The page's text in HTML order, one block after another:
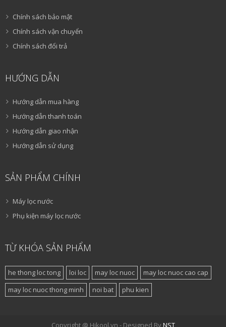
Chính sách bảo mật
Chính sách vận chuyển
Chính sách đổi trả
HƯỚNG DẪN
Hướng dẫn mua hàng
Hướng dẫn thanh toán
Hướng dẫn giao nhận
Hướng dẫn sử dụng
SẢN PHẨM CHÍNH
Máy lọc nước
Phụ kiện máy lọc nước
TỪ KHÓA SẢN PHẨM
he thong loc tong loi loc may loc nuoc
may loc nuoc cao cap
may loc nuoc thong minh
noi bat phu kien
Copyright @ Hikool.vn - Designed ByNST